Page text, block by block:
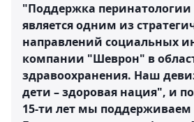
"Поддержка перинатологии
является одним из
направлений социальных
компании "Шеврон" в
здравоохранения. Наш
дети – здоровая нация", и
15-ти лет мы поддерживаем